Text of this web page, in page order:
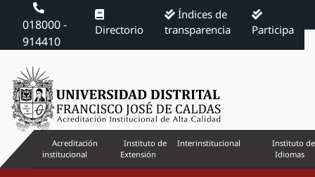
018000 -
914410
Directorio
Índices de
transparencia
Participa
Acreditación
institucional
Instituto de
Extensión
Interinstitucional
Instituto de
Idiomas